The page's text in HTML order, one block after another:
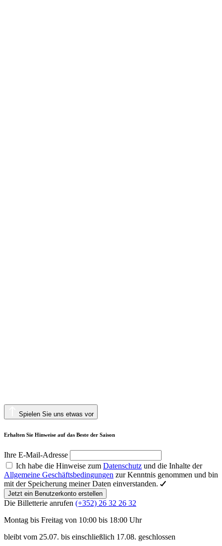
Spielen Sie uns etwas vor
Erhalten Sie Hinweise auf das Beste der Saison
Ihre E-Mail-Adresse
Ich habe die Hinweise zum Datenschutz und die Inhalte der
Allgemeine Geschäftsbedingungen zur Kenntnis genommen und bin
mit der Speicherung meiner Daten einverstanden.
Jetzt ein Benutzerkonto erstellen
Die Billetterie anrufen (+352) 26 32 26 32
Montag bis Freitag von 10:00 bis 18:00 Uhr
bleibt vom 25.07. bis einschließlich 17.08. geschlossen